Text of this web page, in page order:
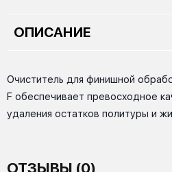
ОПИСАНИЕ
Очиститель для финишной
F обеспечивает превосходное
удаления остатков политуры и
ОТЗЫВЫ (0)